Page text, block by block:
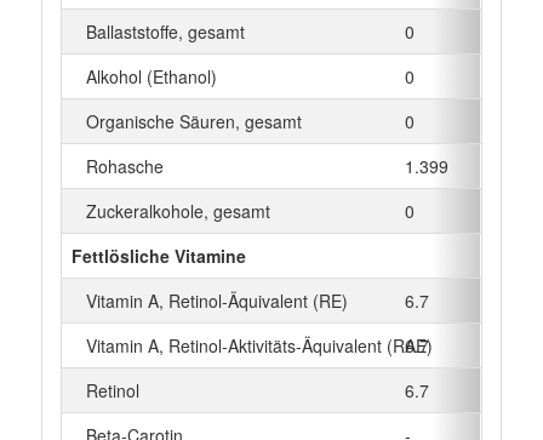
Ballaststoffe, gesamt
0
Alkohol (Ethanol)
0
Organische Säuren, gesamt
0
Rohasche
1.399
Zuckeralkohole, gesamt
0
Fettlösliche Vitamine
Vitamin A, Retinol-Äquivalent (RE)
6.7
Vitamin A, Retinol-Aktivitäts-Äquivalent (RAE)
6.7
Retinol
6.7
Beta‑Carotin
-